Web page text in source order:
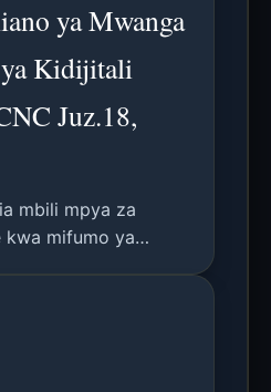
ya Mwanga
ya Kidijitali
Juz.18,
mbili mpya za
kwa mifumo ya
na ANC, pamoja na
wa BER.